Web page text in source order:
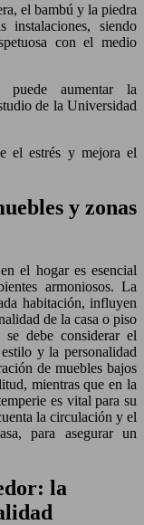
el bambú y la piedra
instalaciones, siendo
con el medio
aumentar la
de la Universidad
el estrés y mejora el
y zonas
el hogar es esencial
armoniosos. La
habitación, influyen
de la casa o piso
debe considerar el
y la personalidad
de muebles bajos
mientras que en la
es vital para su
la circulación y el
para asegurar un
la